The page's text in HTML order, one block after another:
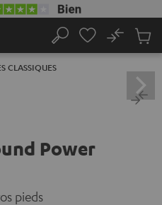
Rechercher
No
panier
CLASSIQUES
Power
pieds